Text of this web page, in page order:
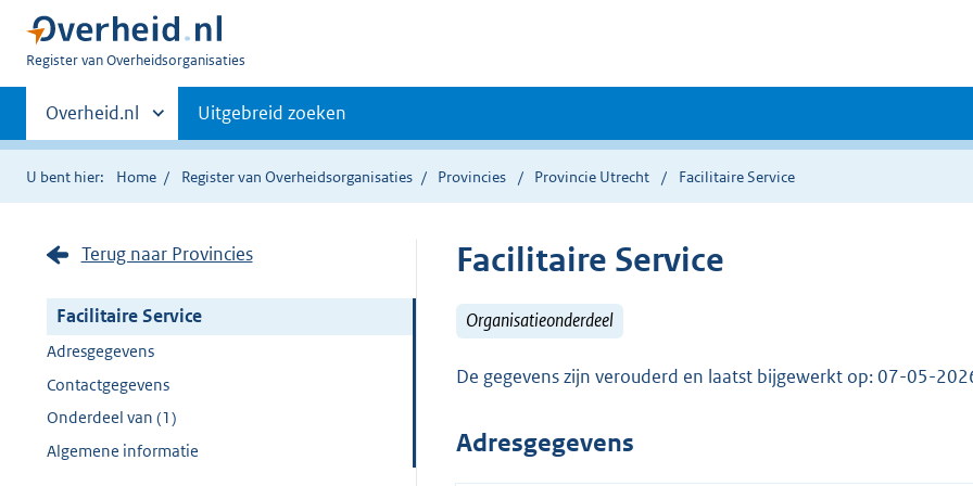
U
Register van Overheidsorganisaties
Primaire
navigatie
Andere
sites
binnen
Overheid.nl Uitgebreid zoeken
U bent hier: Home Register van Overheidsorganisaties Provincies Provincie Utrecht Facilitaire Service
Terug naar Provincies
Facilitaire Service
Adresgegevens
Contactgegevens
Onderdeel van (1)
Algemene informatie
Facilitaire Service
Organisatieonderdeel
De gegevens zijn verouderd en laatst bijgewerkt op: 07-05-
Adresgegevens